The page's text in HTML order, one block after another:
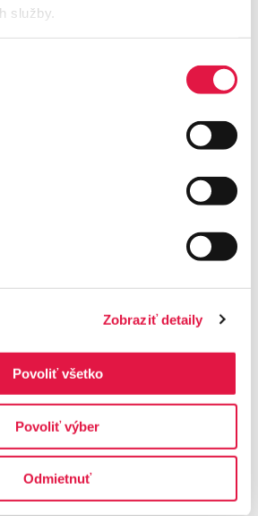
služby.
Zobraziť detaily
Povoliť všetko
Povoliť výber
Odmietnuť
vprašanja
Besteron
(funkciji
Vrnitev)
za e-commerce